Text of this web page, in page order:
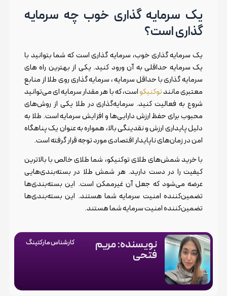
یک سرمایه گذاری خوب چه سرمایه
گذاری است؟
یک سرمایه گذاری خوب، سرمایه گذاری است که شما بتوانید با
یک سرمایه حداقلی به آن ورود کنید. یکی از بهترین راه های
سرمایه گذاری با حداقل سرمایه ، سرمایه گذاری روی طلا از منابع
معتبری مانندتوکنیکواست، که با هر مقدار سرمایه ای می‌توانید
شروع به فعالیت کنید. سرمایه‌گذاری در طلا یکی از روش‌های
محبوب برای حفظ ارزش دارایی‌ها و افزایش سرمایه است. طلا به
دلیل پایداری ارزش و نقدینگی بالا، همواره به عنوان یک پناهگاه
امن در زمان‌های ناپایدار اقتصادی مورد توجه قرار گرفته است.
با خرید شمش‌های طلای توکنیکو، شما طلای خالص با بالاترین
کیفیت را در دست دارید. هر شمش طلا در بسته‌بندی‌هایی
عرضه می‌شود که جعل آن غیرممکن است. این بسته‌بندی‌ها
تضمین‌کننده امنیت سرمایه شما هستند. این بسته‌بندی‌ها
تضمین‌کننده امنیت سرمایه شما هستند.
نویسنده: مریم
فتحی
کارشناس مارکتینگ